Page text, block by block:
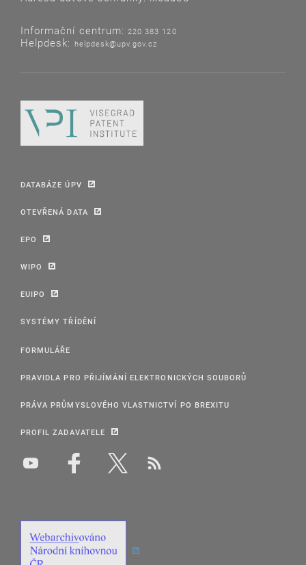
Informační centrum: 220 383 120
Helpdesk: helpdesk@upv.gov.cz
DATABÁZE ÚPV
OTEVŘENÁ DATA
EPO
WIPO
EUIPO
SYSTÉMY TŘÍDĚNÍ
FORMULÁŘE
PRAVIDLA PRO PŘIJÍMÁNÍ ELEKTRONICKÝCH SOUBORŮ
PRÁVA PRŮMYSLOVÉHO VLASTNICTVÍ PO BREXITU
PROFIL ZADAVATELE